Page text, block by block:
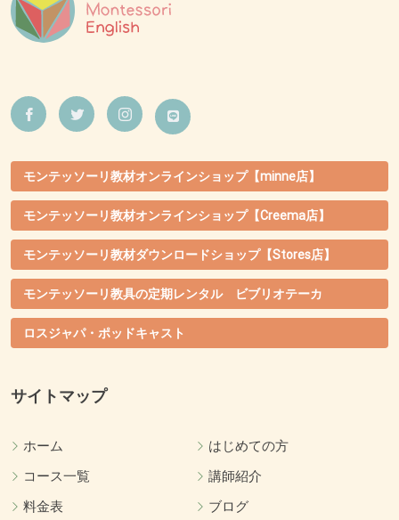
モンテッソーリ教材オンラインショップ【minne店】
モンテッソーリ教材オンラインショップ【Creema店】
モンテッソーリ教材ダウンロードショップ【Stores店】
モンテッソーリ教具の定期レンタル ビブリオテーカ
ロスジャパ・ポッドキャスト
サイトマップ
ホーム
はじめての方
コース一覧
講師紹介
料金表
ブログ